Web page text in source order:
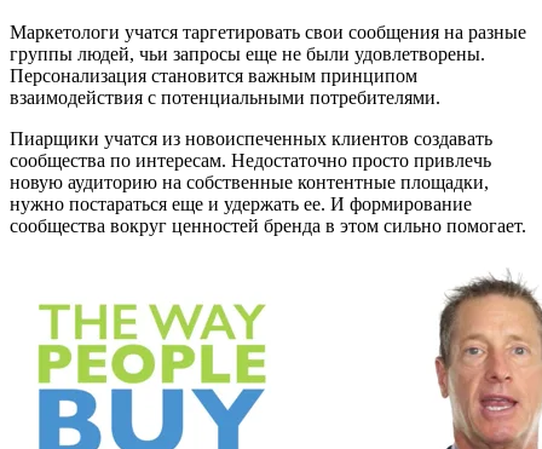
Маркетологи учатся таргетировать свои сообщения на разные
группы людей, чьи запросы еще не были удовлетворены.
Персонализация становится важным принципом
взаимодействия с потенциальными потребителями.
Пиарщики учатся из новоиспеченных клиентов создавать
сообщества по интересам. Недостаточно просто привлечь
новую аудиторию на собственные контентные площадки,
нужно постараться еще и удержать ее. И формирование
сообщества вокруг ценностей бренда в этом сильно помогает.